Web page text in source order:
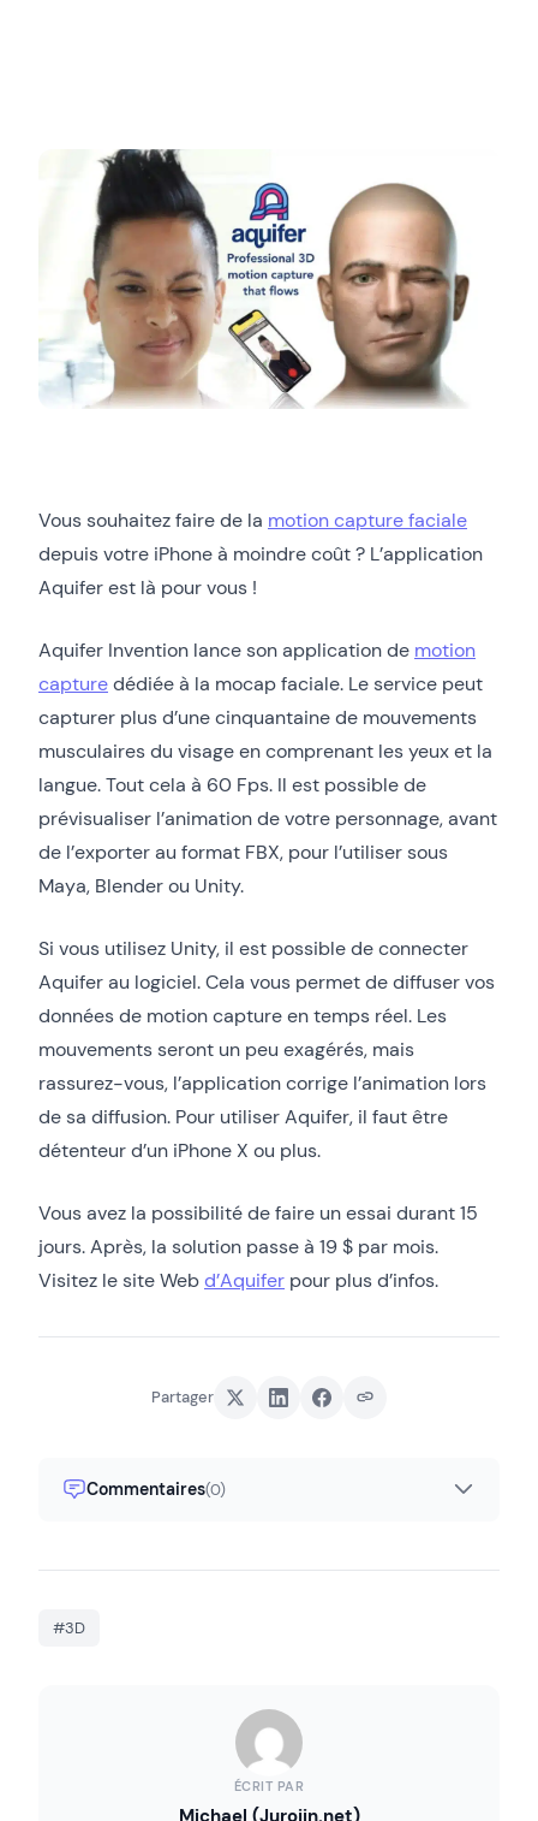
Vous souhaitez faire de la motion capture faciale
depuis votre iPhone à moindre coût ? L’application
Aquifer est là pour vous !
Aquifer Invention lance son application de motion
capturedédiée à la mocap faciale. Le service peut
capturer plus d’une cinquantaine de mouvements
musculaires du visage en comprenant les yeux et la
langue. Tout cela à 60 Fps. Il est possible de
prévisualiser l’animation de votre personnage, avant
de l’exporter au format FBX, pour l’utiliser sous
Maya, Blender ou Unity.
Si vous utilisez Unity, il est possible de connecter
Aquifer au logiciel. Cela vous permet de diffuser vos
données de motion capture en temps réel. Les
mouvements seront un peu exagérés, mais
rassurez-vous, l’application corrige l’animation lors
de sa diffusion. Pour utiliser Aquifer, il faut être
détenteur d’un iPhone X ou plus.
Vous avez la possibilité de faire un essai durant 15
jours. Après, la solution passe à 19 $ par mois.
Visitez le site Webd’Aquifer pour plus d’infos.
Partager
Commentaires(0)
#3D
ÉCRIT PAR
Michael (Jurojin.net)